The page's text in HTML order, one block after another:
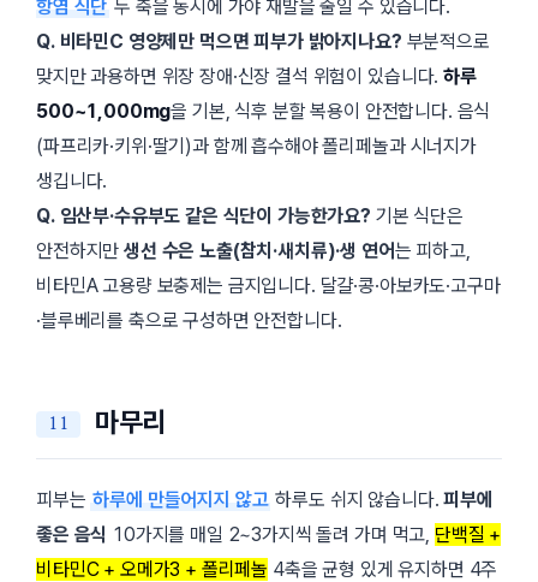
항염 식단 두 축을 동시에 가야 재발을 줄일 수 있습니다.
Q. 비타민C 영양제만 먹으면 피부가 밝아지나요? 부분적으로
맞지만 과용하면 위장 장애·신장 결석 위험이 있습니다.하루
500~1,000mg을 기본, 식후 분할 복용이 안전합니다. 음식
(파프리카·키위·딸기)과 함께 흡수해야 폴리페놀과 시너지가
생깁니다.
Q. 임산부·수유부도 같은 식단이 가능한가요? 기본 식단은
안전하지만생선 수은 노출(참치·새치류)·생 연어는 피하고,
비타민A 고용량 보충제는 금지입니다. 달걀·콩·아보카도·고구마
·블루베리를 축으로 구성하면 안전합니다.
마무리
피부는 하루에 만들어지지 않고 하루도 쉬지 않습니다.피부에
좋은 음식 10가지를 매일 2~3가지씩 돌려 가며 먹고, 단백질 +
비타민C + 오메가3 + 폴리페놀 4축을 균형 있게 유지하면 4주